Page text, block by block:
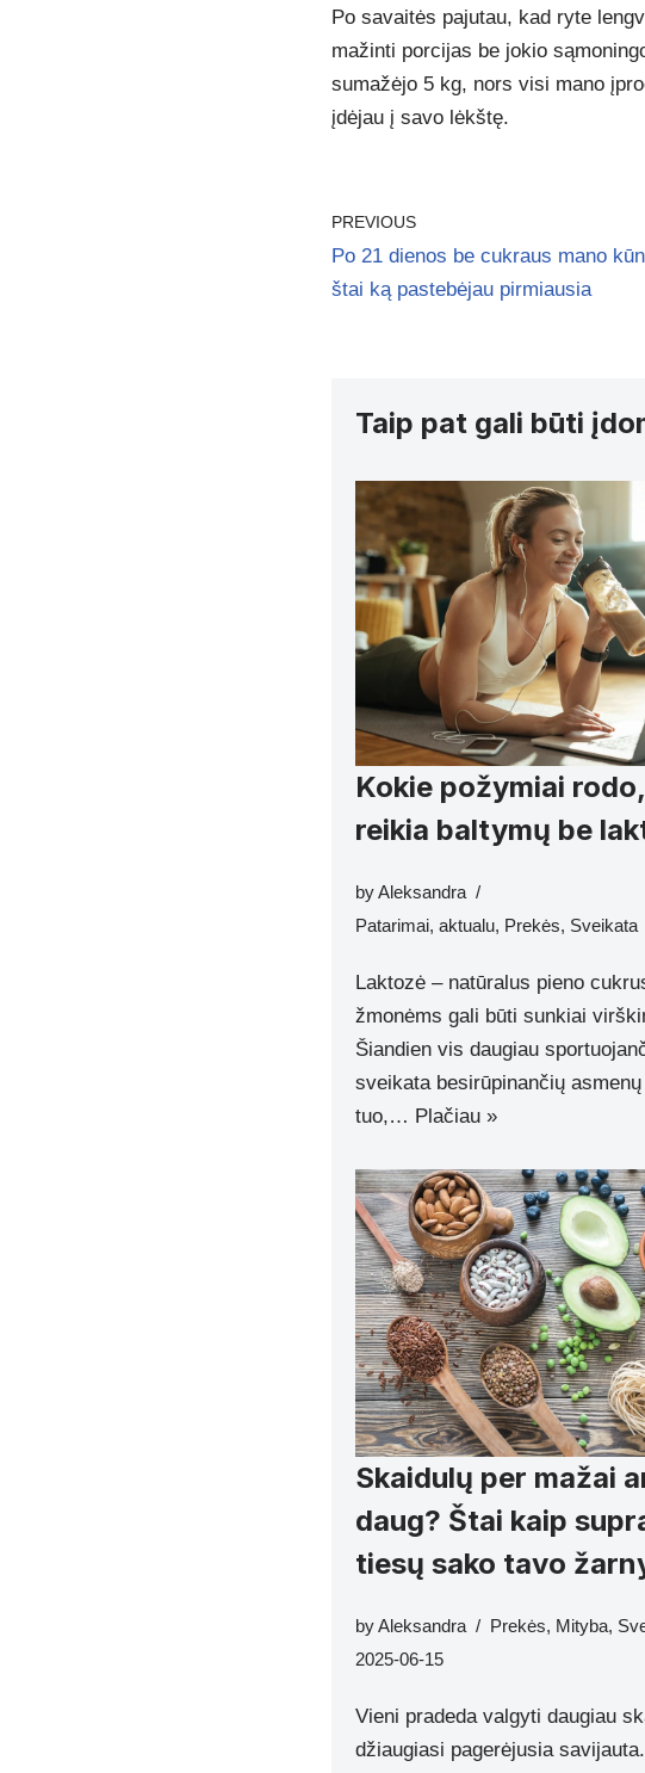
Po savaitės pajutau, kad ryte
mažinti porcijas be jokio
sumažėjo 5 kg, nors visi mano
įdėjau į savo lėkštę.
PREVIOUS
Po 21 dienos be cukraus mano
štai ką pastebėjau pirmiausia
Taip pat gali būti
Kokie požymiai
reikia baltymų be
byAleksandra
Patarimai, aktualu, Prekės, Sveikata
Laktozė – natūralus pieno
žmonėms gali būti sunkiai
Šiandien vis daugiau
sveikata besirūpinančių
tuo,… Plačiau »
Skaidulų per mažai
daug? Štai kaip
tiesų sako tavo
byAleksandra Prekės, Mityba,
2025-06-15
Vieni pradeda valgyti daugiau
džiaugiasi pagerėjusia